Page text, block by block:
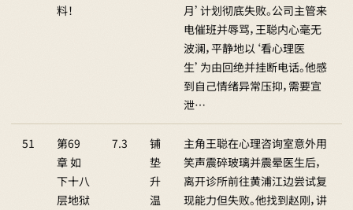
料！
月’计划彻底失败。公司主管来
电催班并辱骂，王聪内心毫无
波澜，平静地以‘看心理医
生’为由回绝并挂断电话。他感
到自己情绪异常压抑，需要宣
泄…
51
第69
章 如
下十八
层地狱
7.3
铺
垫
升
温
主角王聪在心理咨询室意外用
笑声震碎玻璃并震晕医生后，
离开诊所前往黄浦江边尝试复
现能力但失败。他找到赵刚，讲